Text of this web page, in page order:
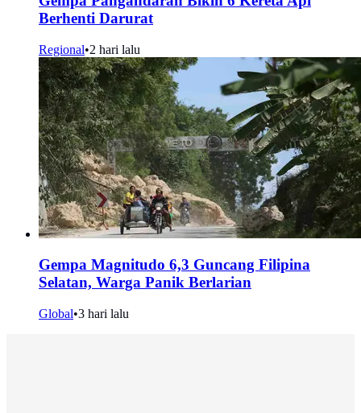
Berhenti Darurat
Regional•2 hari lalu
Gempa Magnitudo 6,3 Guncang Filipina
Selatan, Warga Panik Berlarian
Global•3 hari lalu